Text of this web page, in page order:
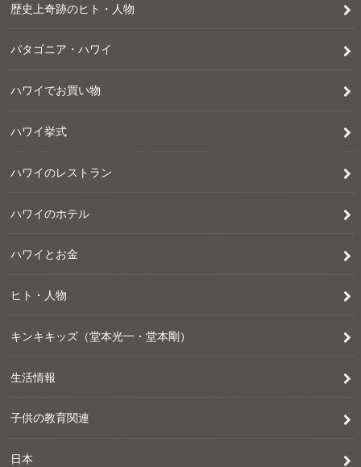
歴史上奇跡のヒト・人物
パタゴニア・ハワイ
ハワイでお買い物
ハワイ挙式
ハワイのレストラン
ハワイのホテル
ハワイとお金
ヒト・人物
キンキキッズ（堂本光一・堂本剛）
生活情報
子供の教育関連
日本